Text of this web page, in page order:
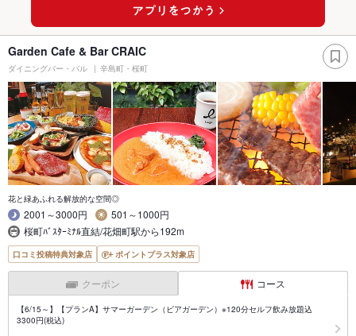
Garden Cafe & Bar CRAIC
ダイニングバー・バル 辛島町・桜町
花と緑あふれる解放的な空間◎
2001～3000円
501～1000円
桜町ﾊﾞｽﾀｰﾐﾅﾙ直結/花畑町駅から192m
口コミ投稿特典対象店 ポイントプラス対象店
クーポン コース
【6/15～】【プランA】サマーガーデン（ビアガーデン）※120分セルフ飲み放題込
3300円(税込)